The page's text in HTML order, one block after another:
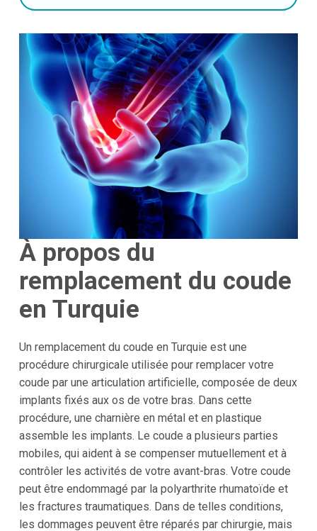
À propos du
remplacement du coude
en Turquie
Un remplacement du coude en Turquie est une
procédure chirurgicale utilisée pour remplacer votre
coude par une articulation artificielle, composée de deux
implants fixés aux os de votre bras. Dans cette
procédure, une charnière en métal et en plastique
assemble les implants. Le coude a plusieurs parties
mobiles, qui aident à se compenser mutuellement et à
contrôler les activités de votre avant-bras. Votre coude
peut être endommagé par la polyarthrite rhumatoïde et
les fractures traumatiques. Dans de telles conditions,
les dommages peuvent être réparés par chirurgie, mais